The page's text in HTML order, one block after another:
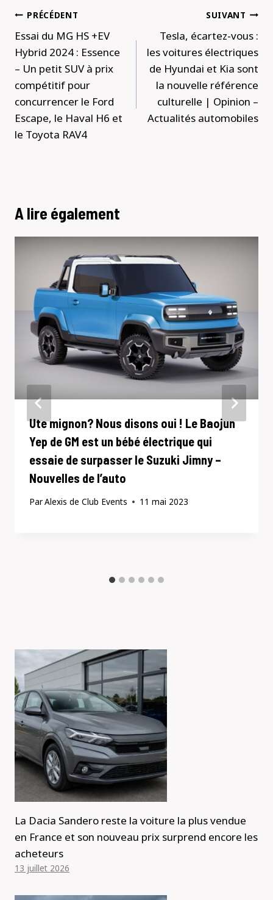
Navigation
de
l’article
PRÉCÉDENT
Essai du MG HS +EV
Hybrid 2024 : Essence
– Un petit SUV à prix
compétitif pour
concurrencer le Ford
Escape, le Haval H6 et
le Toyota RAV4
SUIVANT
Tesla, écartez-vous :
les voitures électriques
de Hyundai et Kia sont
la nouvelle référence
culturelle | Opinion –
Actualités automobiles
A lire également
Ute mignon? Nous disons oui ! Le Baojun
Yep de GM est un bébé électrique qui
essaie de surpasser le Suzuki Jimny –
Nouvelles de l’auto
ParAlexis de Club Events 11 mai 2023
La Dacia Sandero reste la voiture la plus vendue
en France et son nouveau prix surprend encore les
acheteurs
13 juillet 2026